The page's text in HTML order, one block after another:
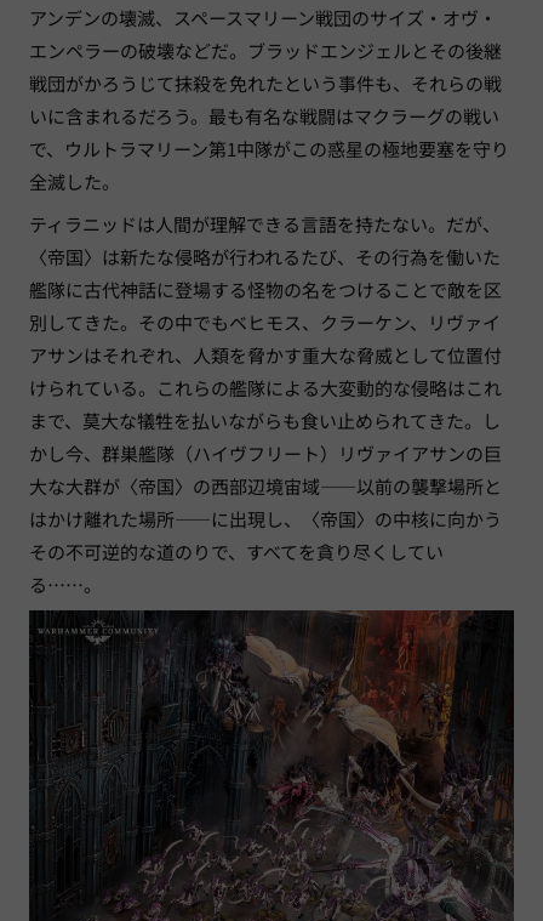
アンデンの壊滅、スペースマリーン戦団のサイズ・オヴ・
エンペラーの破壊などだ。ブラッドエンジェルとその後継
戦団がかろうじて抹殺を免れたという事件も、それらの戦
いに含まれるだろう。最も有名な戦闘はマクラーグの戦い
で、ウルトラマリーン第1中隊がこの惑星の極地要塞を守り
全滅した。
ティラニッドは人間が理解できる言語を持たない。だが、
〈帝国〉は新たな侵略が行われるたび、その行為を働いた
艦隊に古代神話に登場する怪物の名をつけることで敵を区
別してきた。その中でもベヒモス、クラーケン、リヴァイ
アサンはそれぞれ、人類を脅かす重大な脅威として位置付
けられている。これらの艦隊による大変動的な侵略はこれ
まで、莫大な犠牲を払いながらも食い止められてきた。し
かし今、群巣艦隊（ハイヴフリート）リヴァイアサンの巨
大な大群が〈帝国〉の西部辺境宙域——以前の襲撃場所と
はかけ離れた場所——に出現し、〈帝国〉の中核に向かう
その不可逆的な道のりで、すべてを貪り尽くしてい
る……。